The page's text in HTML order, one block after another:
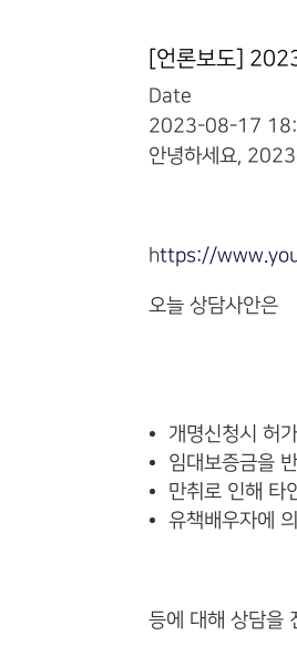
[언론보도]
Date
2023-08-17
안녕하세요,
​https://
오늘 상담사안은
개명신청시 허
임대보증금을
만취로 인해 타
유책배우자에
등에 대해 상담을